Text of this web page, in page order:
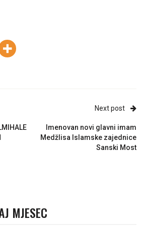
Next post
Imenovan novi glavni imam
Medžlisa Islamske zajednice
Sanski Most
MJESEC